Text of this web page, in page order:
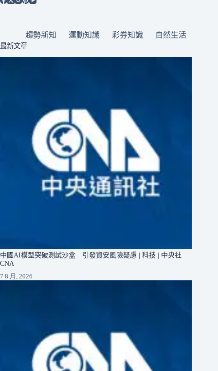
趨勢新知 運動知識 彩券知識 自然生活
最新文章
中國AI模型突破測試沙盒 引發資安風險疑慮 | 科技 | 中央社
CNA
7 8 月, 2026